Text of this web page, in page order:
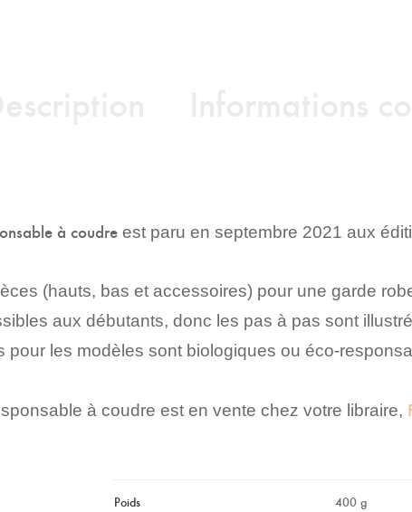
à coudre est paru en septembre 2021 aux
(hauts, bas et accessoires) pour une garde
aux débutants, donc les pas à pas sont
pour les modèles sont biologiques ou éco-
à coudre est en vente chez votre libraire,
Poids 400 g